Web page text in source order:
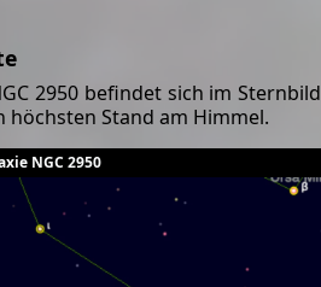
2950 befindet sich im Sternbild
höchsten Stand am Himmel.
NGC 2950